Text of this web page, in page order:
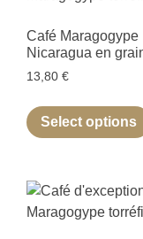
Café Maragogype
Nicaragua en
13,80 €
Select options